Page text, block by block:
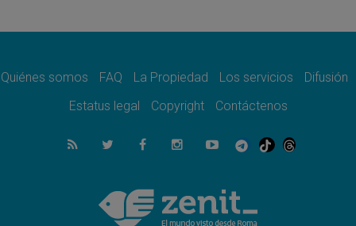
07.08.2026
07.08.2026
el compromiso del cristiano"
La matanza de niños en Gaza no cesa: 300
muertos en 300 días
Tagle: La guerra desfigura el mundo, solo la
revelación de Dios lo transfigura
Quiénes somos FAQ La Propiedad Los servicios
Difusión
Estatus legal
Copyright Contáctenos